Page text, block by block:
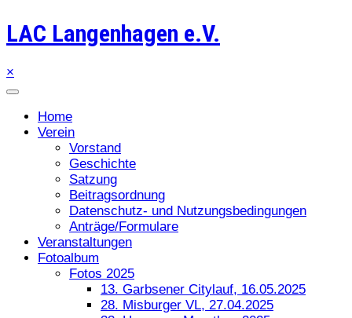
LAC Langenhagen e.V.
×
Home
Verein
Vorstand
Geschichte
Satzung
Beitragsordnung
Datenschutz- und Nutzungsbedingungen
Anträge/Formulare
Veranstaltungen
Fotoalbum
Fotos 2025
13. Garbsener Citylauf, 16.05.2025
28. Misburger VL, 27.04.2025